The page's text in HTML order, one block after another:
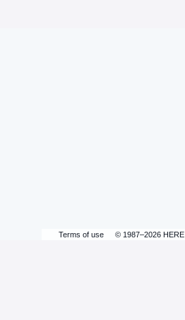
Terms of use © 1987–2026 HERE